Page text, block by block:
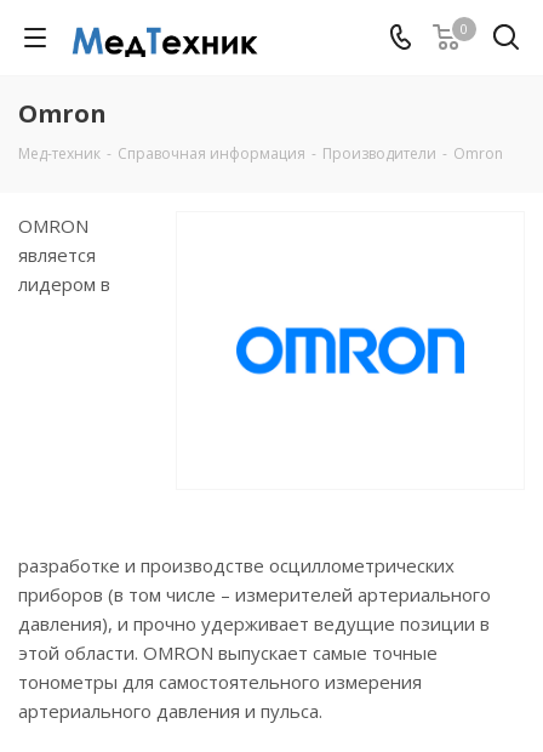
0
Omron
Мед-техник - Справочная информация - Производители - Omron
OMRON
является
лидером в
разработке и производстве осциллометрических
приборов (в том числе – измерителей артериального
давления), и прочно удерживает ведущие позиции в
этой области. OMRON выпускает самые точные
тонометры для самостоятельного измерения
артериального давления и пульса.